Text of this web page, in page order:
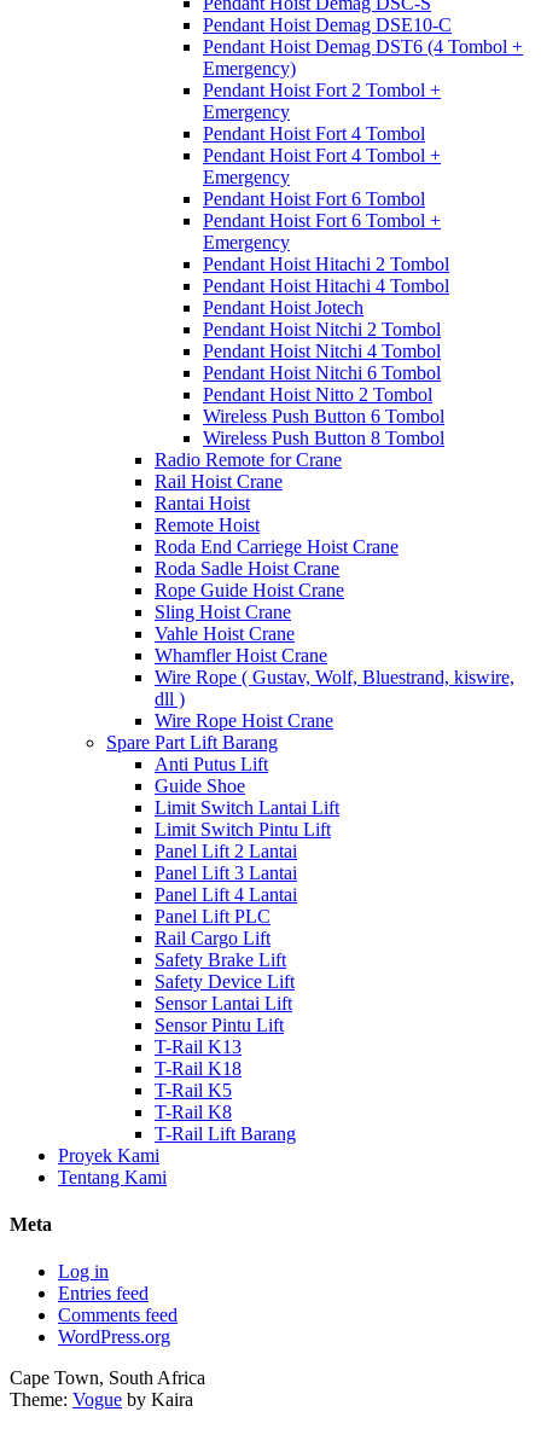
Pendant Hoist Demag DSE10-C
Pendant Hoist Demag DST6 (4 Tombol +
Emergency)
Pendant Hoist Fort 2 Tombol +
Emergency
Pendant Hoist Fort 4 Tombol
Pendant Hoist Fort 4 Tombol +
Emergency
Pendant Hoist Fort 6 Tombol
Pendant Hoist Fort 6 Tombol +
Emergency
Pendant Hoist Hitachi 2 Tombol
Pendant Hoist Hitachi 4 Tombol
Pendant Hoist Jotech
Pendant Hoist Nitchi 2 Tombol
Pendant Hoist Nitchi 4 Tombol
Pendant Hoist Nitchi 6 Tombol
Pendant Hoist Nitto 2 Tombol
Wireless Push Button 6 Tombol
Wireless Push Button 8 Tombol
Radio Remote for Crane
Rail Hoist Crane
Rantai Hoist
Remote Hoist
Roda End Carriege Hoist Crane
Roda Sadle Hoist Crane
Rope Guide Hoist Crane
Sling Hoist Crane
Vahle Hoist Crane
Whamfler Hoist Crane
Wire Rope ( Gustav, Wolf, Bluestrand, kiswire,
dll )
Wire Rope Hoist Crane
Spare Part Lift Barang
Anti Putus Lift
Guide Shoe
Limit Switch Lantai Lift
Limit Switch Pintu Lift
Panel Lift 2 Lantai
Panel Lift 3 Lantai
Panel Lift 4 Lantai
Panel Lift PLC
Rail Cargo Lift
Safety Brake Lift
Safety Device Lift
Sensor Lantai Lift
Sensor Pintu Lift
T-Rail K13
T-Rail K18
T-Rail K5
T-Rail K8
T-Rail Lift Barang
Proyek Kami
Tentang Kami
Meta
Log in
Entries feed
Comments feed
WordPress.org
Cape Town, South Africa
Theme: Vogue by Kaira